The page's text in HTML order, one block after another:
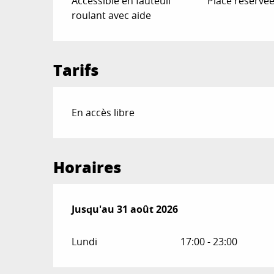
roulant avec aide
Tarifs
En accès libre
Horaires
Du1 juillet 2026au31 août 2026
Jusqu'au 31 août 2026
Lundi 17:00 - 23:00